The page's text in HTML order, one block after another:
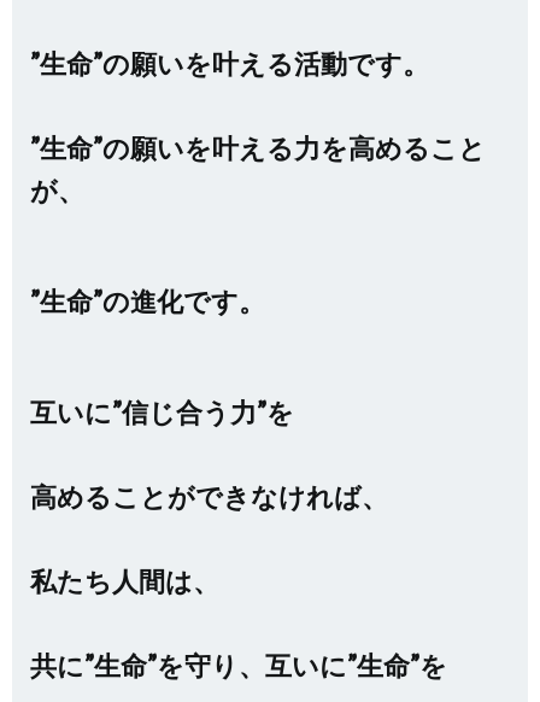
”生命”の願いを叶える活動です。
”生命”の願いを叶える力を高めること
が、
”生命”の進化です。
互いに”信じ合う力”を
高めることができなければ、
私たち人間は、
共に”生命”を守り、互いに”生命”を